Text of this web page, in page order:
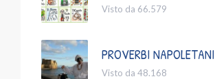
Visto da 66.579
PROVERBI NAPOLETANI
Visto da 48.168